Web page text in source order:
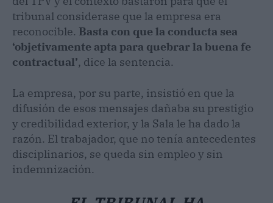
tribunal considerase que la empresa era
reconocible. Basta con que la conducta sea
‘objetivamente apta para quebrar la buena fe
contractual’, dice la sentencia.
La empresa, por su parte, insistió en que la
difusión de esos mensajes dañaba su prestigio
y credibilidad exterior, y la Sala le ha dado la
razón. El trabajador, que no tenía antecedentes
disciplinarios, se queda sin empleo y sin
indemnización.